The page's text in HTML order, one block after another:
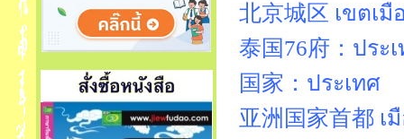
北京城区 เขตเมื
泰国76府：ประ
国家：ประเทศ
亚洲国家首都 เ